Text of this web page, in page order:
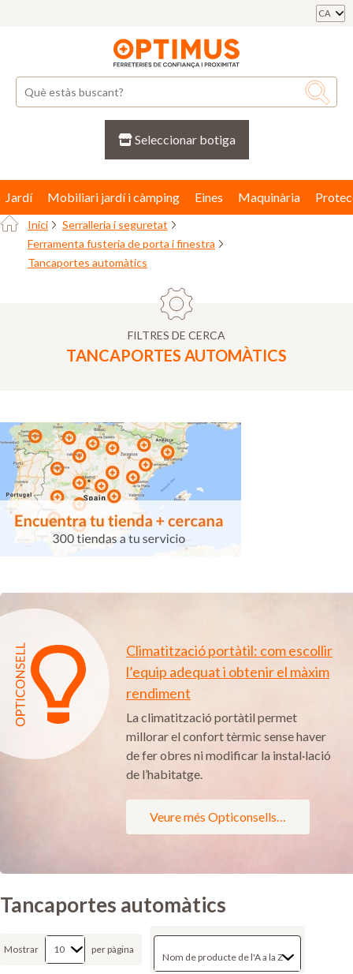
CA
Seleccionar botiga
Jardí Mobiliari jardí i càmping Eines Maquinària
Inici
Serralleria i seguretat
Ferramenta fusteria de porta i finestra
Tancaportes automàtics
FILTRES DE CERCA
TANCAPORTES AUTOMÀTICS
Climatització portàtil: com escollir
l’equip adequat i obtenir el màxim
rendiment
La climatització portàtil permet
millorar el confort tèrmic sense haver
de fer obres ni modificar la instal·lació
de l’habitatge.
Veure més Opticonsells…
Tancaportes automàtics
Mostrar per pàgina